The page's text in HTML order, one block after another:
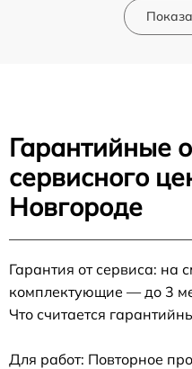
Гарантийные
сервисного
Новгороде
Гарантия от сервиса: на
комплектующие — до 3
Что считается
Для работ: Повторное